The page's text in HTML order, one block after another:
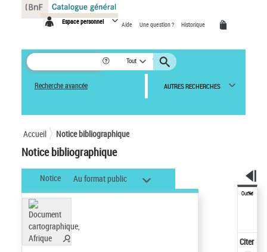
Espace personnel Aide Une question ? Historique
Tout
Recherche avancée AUTRES RECHERCHES
Accueil Notice bibliographique
Notice bibliographique
Notice Au format public
Outils
Citer
Panneau de gestion des cookies